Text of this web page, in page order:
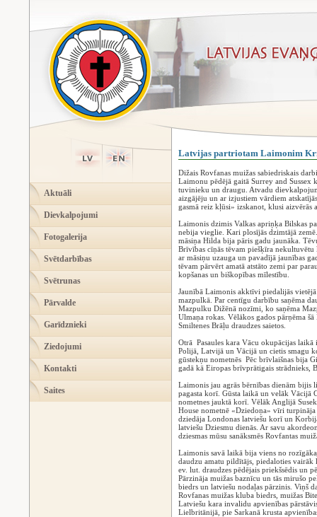
Aktuāli
Dievkalpojumi
Fotogalerija
Svētdarbības
Svētrunas
Pārvalde
Garīdznieki
Ziedojumi
Kontakti
Saites
Latvijas partriotam Laimonim
Dižais Rovfanas muižas sabiedriskais
Laimonu pēdējā gaitā Surrey and Sussex
tuvinieku un draugu. Atvadu
aizgājēju un ar izjustiem vārdiem
gasmā reiz kļūsi» izskanot, klusi aizvērās
Laimonis dzimis Valkas apriņķa Bilskas
nebija vieglie. Kari plosījās dzimtājā
māsiņa Hilda bija pāris gadu jaunāka.
Brīvības cīņās tēvam piešķīra
ar māsiņu uzauga un pavadījā jaunības
tēvam pārvērt amatā atstāto zemi par
kopšanas un biškopības mīlestību.
Jaunībā Laimonis akktīvi piedalijās
mazpulkā. Par centīgu darbību saņēma
Mazpulku Dižēnā nozīmi, ko saņēma
Ulmaņa rokas. Vēlākos gados pārņēma
Smiltenes Brāļu draudzes saietos.
Otrā Pasaules kara Vācu okupācijas
Polijā, Latvijā un Vācijā un cietis smagu
gūstekņu nometnēs Pēc brīvlaišnas bija
gadā kā Eiropas brīvprātigais strādnieks,
Laimonis jau agrās bērnības dienām bijis
pagasta korī. Gūsta laikā un velāk Vācijā
nometnes jauktā korī. Vēlāk Anglijā
House nometnē «Dziedoņa» vīri
dziedāja Londonas latviešu korī un
latviešu Dziesmu dienās. Ar savu
dziesmas mūsu sanāksmēs Rovfantas
Laimonis savā laikā bija viens no
daudzu amatu pildītājs, piedaloties
ev. lut. draudzes pēdējais priekšsēdis un
Pārzināja muižas baznīcu un tās mirušo
biedrs un latviešu nodaļas pārzinis. Viņš
Rovfanas muižas kluba biedrs, muižas
Latviešu kara invalidu apvienības
Lielbritānijā, pie Sarkanā krusta